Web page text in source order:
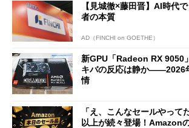
【見城徹×藤田晋】AI時代
者の本質
AD（FINCHI on GOETHE）
新GPU「Radeon RX 9050
キバの反応は静か――2026
情
「え、こんなセールやって
以上が続々登場！Amazon